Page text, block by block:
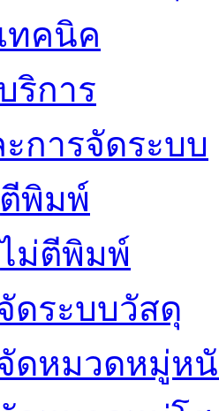
ทคนิค
ริการ
การจัดระบบ
พิมพ์
ม่ตีพิมพ์
ดระบบวัสดุ
ดหมวดหมู่ห